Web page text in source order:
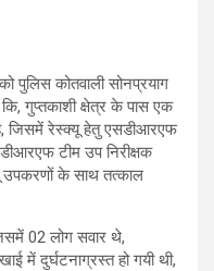
कोतवाली सोनप्रयाग
गुप्तकाशी क्षेत्र के पास एक
जिसमें रेस्क्यू हेतु एसडीआरएफ
टीम उप निरीक्षक
के साथ तत्काल
02 लोग सवार थे,
में दुर्घटनाग्रस्त हो गयी थी,